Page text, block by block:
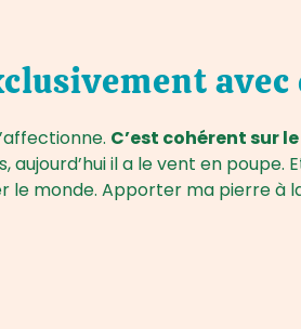
avec
C’est cohérent sur
aujourd’hui il a le vent en
le monde. Apporter ma pierre à